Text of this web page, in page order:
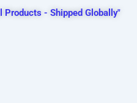
- Shipped Globally"